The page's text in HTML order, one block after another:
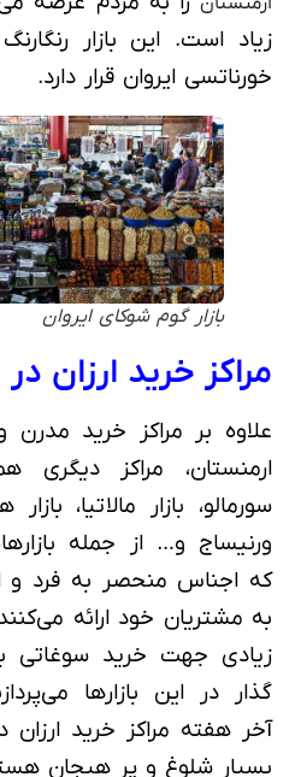
زیاد است. این بازار
خورناتسی ایروان قرار دارد.
بازار گوم شوکای ایروان
مراکز خرید ارزان در
علاوه بر مراکز خرید
ارمنستان، مراکز دیگری
سورمالو، بازار مالاتیا، بازار
ورنیساج و… از جمله
که اجناس منحصر به فرد و
به مشتریان خود ارائه
زیادی جهت خرید
گذار در این بازارها
آخر هفته مراکز خرید ارزان
بسیار شلوغ و پر هیجان